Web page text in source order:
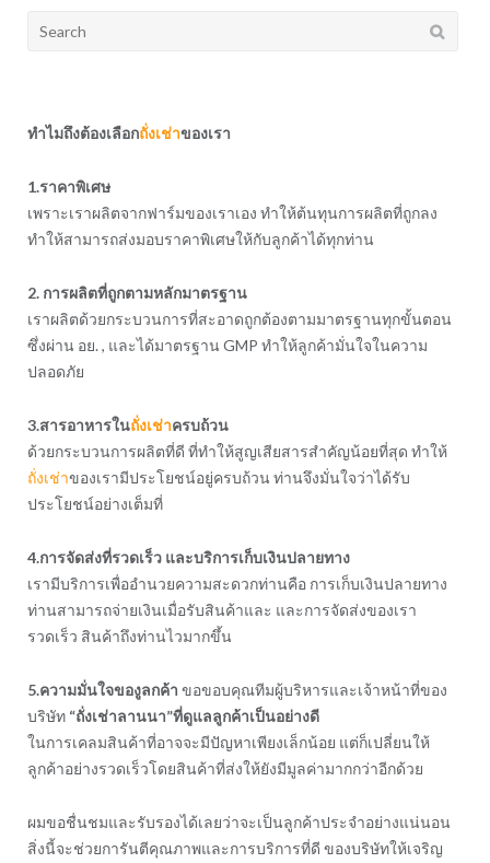
Search
ทำไมถึงต้องเลือกถั่งเช่าของเรา
1.ราคาพิเศษ
เพราะเราผลิตจากฟาร์มของเราเอง ทำให้ต้นทุนการผลิตที่ถูกลง
ทำให้สามารถส่งมอบราคาพิเศษให้กับลูกค้าได้ทุกท่าน
2. การผลิตที่ถูกตามหลักมาตรฐาน
เราผลิตด้วยกระบวนการที่สะอาดถูกต้องตามมาตรฐานทุกขั้นตอน
ซึ่งผ่าน อย. , และได้มาตรฐาน GMP ทำให้ลูกค้ามั่นใจในความ
ปลอดภัย
3.สารอาหารในถั่งเช่าครบถ้วน
ด้วยกระบวนการผลิตที่ดี ที่ทำให้สูญเสียสารสำคัญน้อยที่สุด ทำให้
ถั่งเช่าของเรามีประโยชน์อยู่ครบถ้วน ท่านจึงมั่นใจว่าได้รับ
ประโยชน์อย่างเต็มที่
4.การจัดส่งที่รวดเร็ว และบริการเก็บเงินปลายทาง
เรามีบริการเพื่ออำนวยความสะดวกท่านคือ การเก็บเงินปลายทาง
ท่านสามารถจ่ายเงินเมื่อรับสินค้าและ และการจัดส่งของเรา
รวดเร็ว สินค้าถึงท่านไวมากขึ้น
5.ความมั่นใจของูลกค้า ขอขอบคุณทีมผู้บริหารและเจ้าหน้าที่ของ
บริษัท “ถั่งเช่าลานนา”ที่ดูแลลูกค้าเป็นอย่างดี
ในการเคลมสินค้าที่อาจจะมีปัญหาเพียงเล็กน้อย แต่ก็เปลี่ยนให้
ลูกค้าอย่างรวดเร็วโดยสินค้าที่ส่งให้ยังมีมูลค่ามากกว่าอีกด้วย
ผมขอชื่นชมและรับรองได้เลยว่าจะเป็นลูกค้าประจำอย่างแน่นอน
สิ่งนี้จะช่วยการันตีคุณภาพและการบริการที่ดี ของบริษัทให้เจริญ